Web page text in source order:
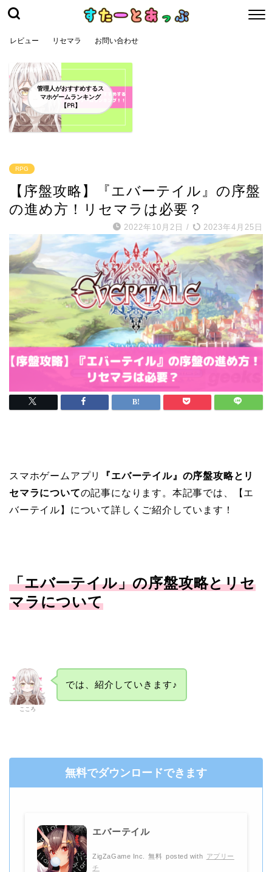
レビュー リセマラ お問い合わせ
管理人がおすすめするス
マホゲームランキング
【PR】
RPG
【序盤攻略】『エバーテイル』の序盤
の進め方！リセマラは必要？
2022年10月2日 / 2023年4月25日
スマホゲームアプリ
『エバーテイル』の序盤攻略とリ
セマラについての記事になります。本記事では、【エ
バーテイル】について詳しくご紹介しています！
「エバーテイル」の序盤攻略とリセ
マラについて
こころ
では、紹介していきます♪
無料でダウンロードできます
エバーテイル
ZigZaGame Inc. 無料 posted with アプリー
チ